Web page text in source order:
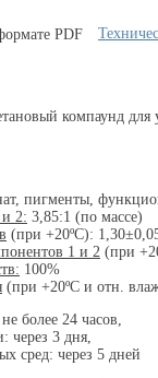
компаунд
пигменты,
2: 3,85:1 (по массе)
(при +20ºС):
1 и 2 (при
100%
(при +20ºС и отн.
более 24 часов,
через 3 дня,
сред: через 5 дней